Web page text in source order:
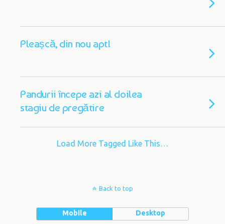
Pleașcă, din nou apt!
Pandurii începe azi al doilea
stagiu de pregătire
Load More Tagged Like This…
Back to top
Mobile Desktop